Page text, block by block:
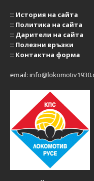
:: История на сайта
:: Политика на сайта
:: Дарители на сайта
:: Полезни връзки
:: Контактна форма
email: